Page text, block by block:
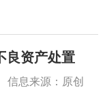
良资产处置
信息来源：原创